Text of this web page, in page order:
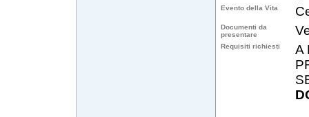
Evento della Vita
Documenti da
presentare
Requisiti richiesti
A